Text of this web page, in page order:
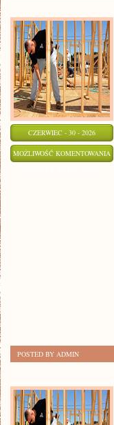
CZERWIEC - 30 - 2026
MOŻLIWOŚĆ KOMENTOWANIA
POSTED BY ADMIN